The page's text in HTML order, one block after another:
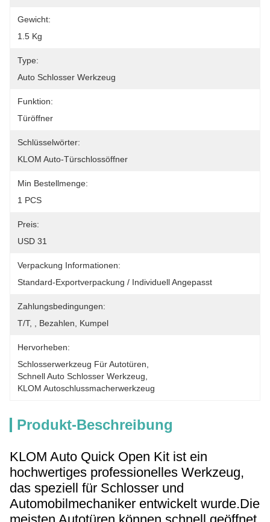
Gewicht:
1.5 Kg
Type:
Auto Schlosser Werkzeug
Funktion:
Türöffner
Schlüsselwörter:
KLOM Auto-Türschlossöffner
Min Bestellmenge:
1 PCS
Preis:
USD 31
Verpackung Informationen:
Standard-Exportverpackung / Individuell Angepasst
Zahlungsbedingungen:
T/T, , Bezahlen, Kumpel
Hervorheben:
Schlosserwerkzeug Für Autotüren
Schnell Auto Schlosser Werkzeug
KLOM Autoschlussmacherwerkzeug
Produkt-Beschreibung
KLOM Auto Quick Open Kit ist ein
hochwertiges professionelles Werkzeug,
das speziell für Schlosser und
Automobilmechaniker entwickelt wurde.Die